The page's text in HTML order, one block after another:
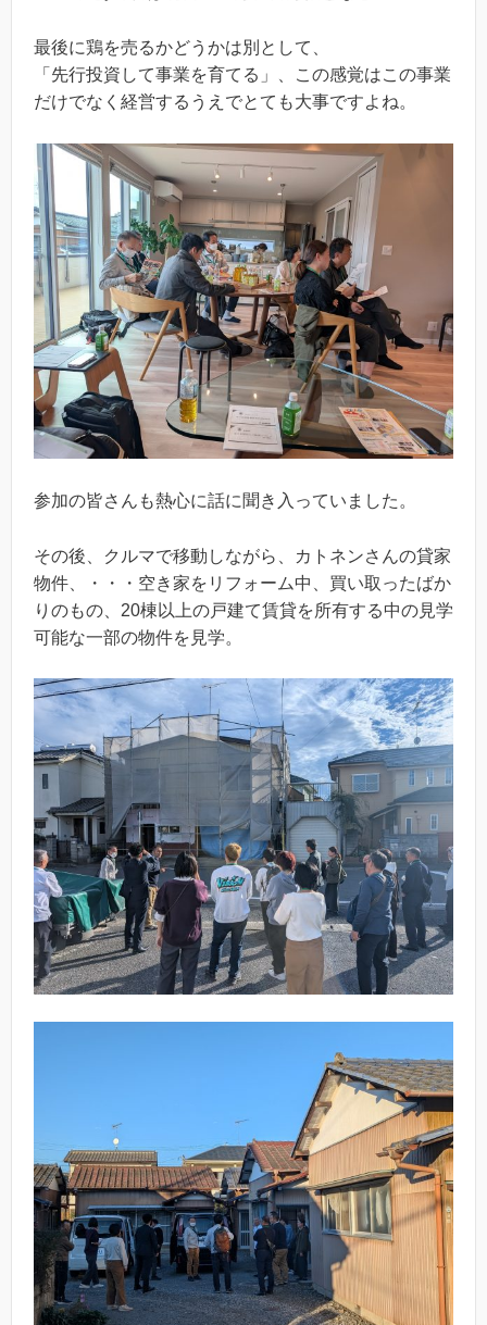
最後に鶏を売るかどうかは別として、
「先行投資して事業を育てる」、この感覚はこの事業
だけでなく経営するうえでとても大事ですよね。
参加の皆さんも熱心に話に聞き入っていました。
その後、クルマで移動しながら、カトネンさんの貸家
物件、・・・空き家をリフォーム中、買い取ったばか
りのもの、20棟以上の戸建て賃貸を所有する中の見学
可能な一部の物件を見学。